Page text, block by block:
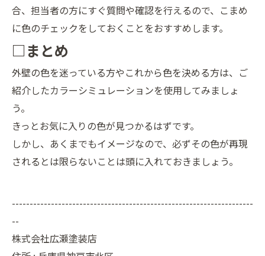
合、担当者の方にすぐ質問や確認を行えるので、こまめ
に色のチェックをしておくことをおすすめします。
□まとめ
外壁の色を迷っている方やこれから色を決める方は、ご
紹介したカラーシミュレーションを使用してみましょ
う。
きっとお気に入りの色が見つかるはずです。
しかし、あくまでもイメージなので、必ずその色が再現
されるとは限らないことは頭に入れておきましょう。
--------------------------------------------------------------------
--
株式会社広瀬塗装店